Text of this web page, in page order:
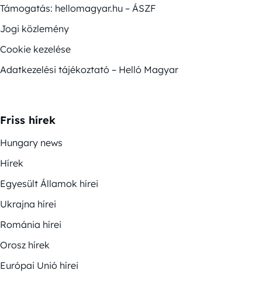
Támogatás: hellomagyar.hu – ÁSZF
Jogi közlemény
Cookie kezelése
Adatkezelési tájékoztató – Helló Magyar
Friss hírek
Hungary news
Hírek
Egyesült Államok hírei
Ukrajna hírei
Románia hírei
Orosz hírek
Európai Unió hírei